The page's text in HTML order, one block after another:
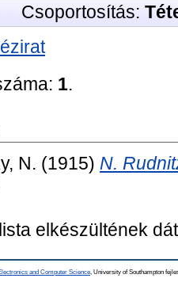
Csoportosítás:
1.
N. (1915) N.
elkészültének
and Computer Science , University of Southampton